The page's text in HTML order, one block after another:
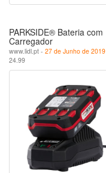
PARKSIDE® Bateria com
Carregador
www.lidl.pt - 27 de Junho de 2019
24.99